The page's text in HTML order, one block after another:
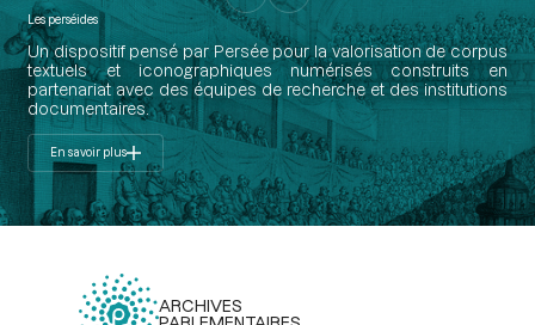
Les perséides
Un dispositif pensé par Persée pour la valorisation de corpus
textuels et iconographiques numérisés construits en
partenariat avec des équipes de recherche et des institutions
documentaires.
En savoir plus
ARCHIVES